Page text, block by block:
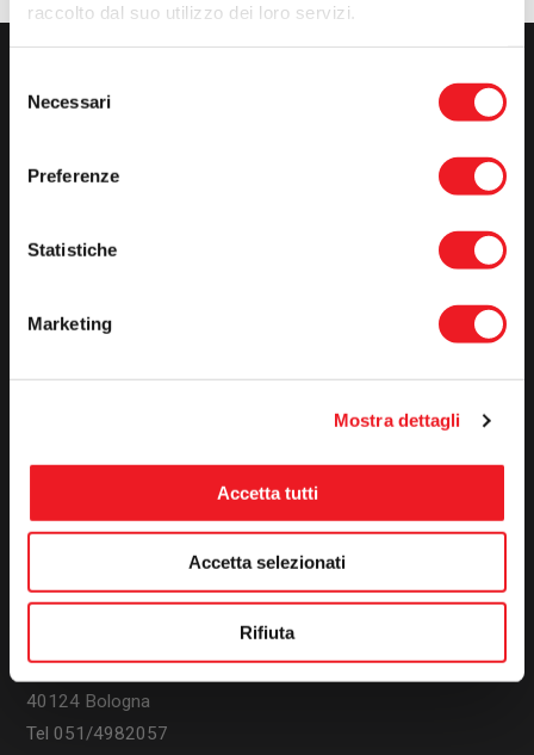
raccolto dal suo utilizzo dei loro servizi.
delNecessari
Preferenze
Statistiche
Marketing
Mostra dettagli
Accetta tutti
Accetta selezionati
Rifiuta
Orari
Lunedì
Mercoledì
Domenica
Chiuso
Uffici
Via Collegio di Spagna, 7/A
Tel/Fax 051/9911795
Via Castiglione, 47/2c
40124 Bologna
Tel 051/4982057